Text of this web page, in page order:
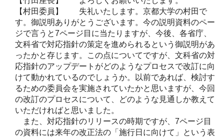
【村田委員】 失礼いたします。京都大学の村田で
す。御説明ありがとうございます。今の説明資料のペー
ジで言うと7ページ目に当たりますが、今後、各省庁、
文科省で対応指針の策定を進められるという御説明があ
ったかと存じます。この点についてですが、文科省の対
応指針のアップデートがどのようなプロセスで改訂に向
けて動かれているのでしょうか。以前であれば、検討す
るための委員会を実施されていたかと思いますが、今回
の改訂のプロセスについて、どのような見通しか教えて
いただければと思いました。
また、対応指針のリリースの時期ですが、7ページ目
の資料には来年の改正法の「施行日に向けて」という表